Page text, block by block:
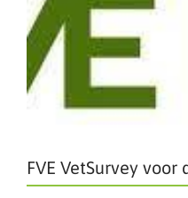
FVE VetSurvey voor